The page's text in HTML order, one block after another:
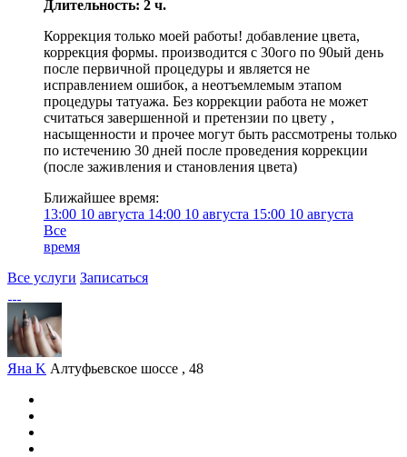
Длительность: 2 ч.
Коррекция только моей работы! добавление цвета,
коррекция формы. производится с 30ого по 90ый день
после первичной процедуры и является не
исправлением ошибок, а неотъемлемым этапом
процедуры татуажа. Без коррекции работа не может
считаться завершенной и претензии по цвету ,
насыщенности и прочее могут быть рассмотрены только
по истечению 30 дней после проведения коррекции
(после заживления и становления цвета)
Ближайшее время:
13:00 10 августа 14:00 10 августа 15:00 10 августа
Все
время
Все услуги Записаться
Яна K Алтуфьевское шоссе , 48